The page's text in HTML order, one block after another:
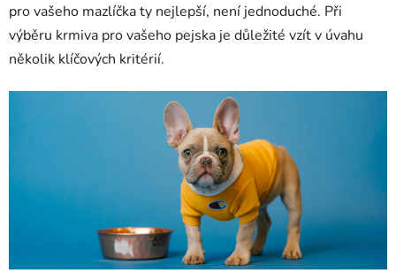
pro vašeho mazlíčka ty nejlepší, není jednoduché. Při
výběru krmiva pro vašeho pejska je důležité vzít v úvahu
několik klíčových kritérií.